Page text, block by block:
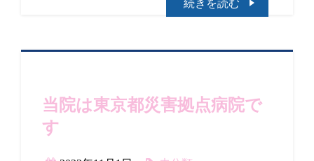
続きを読む
当院は東京都災害拠点病院で
す